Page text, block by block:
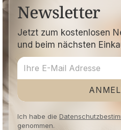
Newsletter
Jetzt zum kostenlosen
und beim nächsten
Ich habe die
genommen.